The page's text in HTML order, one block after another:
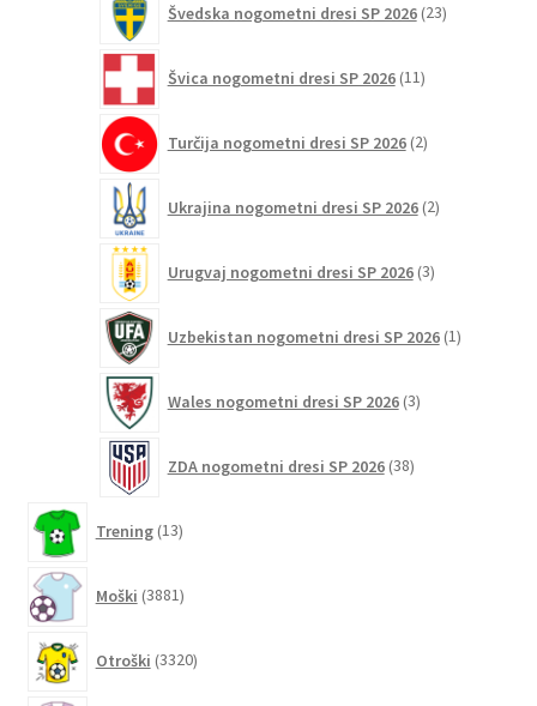
Švedska nogometni dresi SP 2026 23izdelkov
Švica nogometni dresi SP 2026 11izdelkov
Turčija nogometni dresi SP 2026 2izdelka
Ukrajina nogometni dresi SP 2026 2izdelka
Urugvaj nogometni dresi SP 2026 3izdelki
Uzbekistan nogometni dresi SP 2026 1izdelek
Wales nogometni dresi SP 2026 3izdelki
ZDA nogometni dresi SP 2026 38izdelkov
Trening 13izdelkov
Moški 3881izdelkov
Otroški 3320izdelkov